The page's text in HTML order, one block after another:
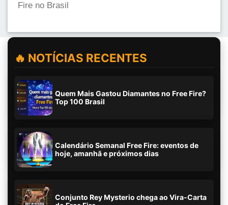
Fire no Brasil
🔥 NOTÍCIAS RECENTES
Quem Mais Gastou Diamantes no Free Fire?
Top 100 Brasil
Calendário Semanal Free Fire: eventos de
hoje, amanhã e próximos dias
Conjunto Rey Mysterio chega ao Vira-Carta